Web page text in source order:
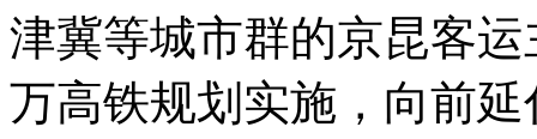
津冀等城市群的京昆客
万高铁规划实施，向前